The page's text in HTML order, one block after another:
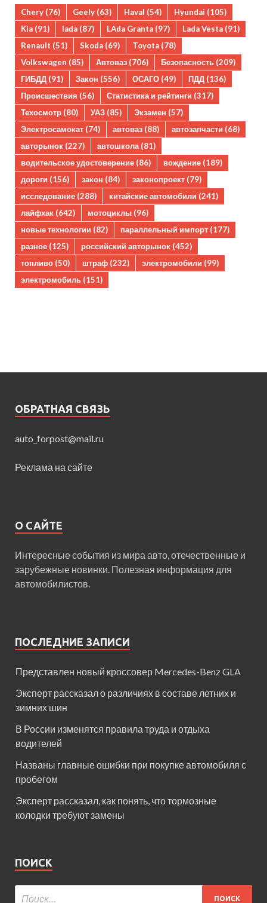
Chery (76) Geely (63) Haval (54) Hyundai (105)
Kia (91) lada (87) LAda Granta (97) Lada Vesta (91)
Renault (51) Skoda (69) Toyota (78)
Volkswagen (85) Автоваз (706) Безопасность (209)
ГИБДД (91) Закон (556) ОСАГО (49) ПДД (136)
Происшествия (56) Статистика и рейтинги (317)
Техосмотр (80) УАЗ (85) Экзамен (57)
Электросамокат (74) автоваз (88) автозапчасти (68)
авторынок (227) автошкола(81)
водительское удостоверение (86) вождение (189)
дороги (156) закон (84) законопроект (79)
исследование (288) китайские автомобили (241)
лайфхак (642) мотоциклы (96)
новые технологии (82) параллельный импорт (177)
разное (125) российский авторынок (452)
топливо (50) штраф (232) электромобили (99)
электромобиль (151)
ОБРАТНАЯ СВЯЗЬ
auto_forpost@mail.ru
Реклама на сайте
О САЙТЕ
Интересные события из мира авто, отечественные и
зарубежные новинки. Полезная информация для
автомобилистов.
ПОСЛЕДНИЕ ЗАПИСИ
Представлен новый кроссовер Mercedes-Benz GLA
Эксперт рассказал о различиях в составе летних и
зимних шин
В России изменятся правила труда и отдыха
водителей
Названы главные ошибки при покупке автомобиля с
пробегом
Эксперт рассказал, как понять, что тормозные
колодки требуют замены
ПОИСК